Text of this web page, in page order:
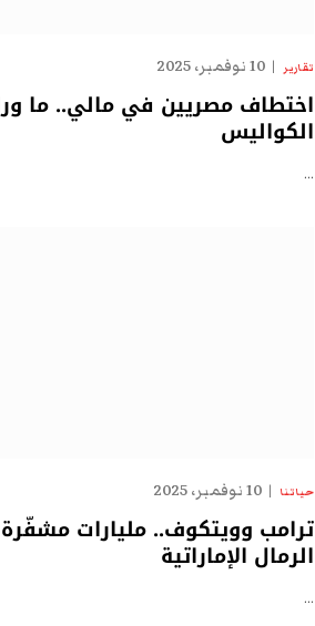
تقارير 10 نوفمبر، 2025
اختطاف مصريين في مالي.. ما
الكواليس
…
حياتنا 10 نوفمبر، 2025
ترامب وويتكوف.. مليارات
الرمال الإماراتية
…